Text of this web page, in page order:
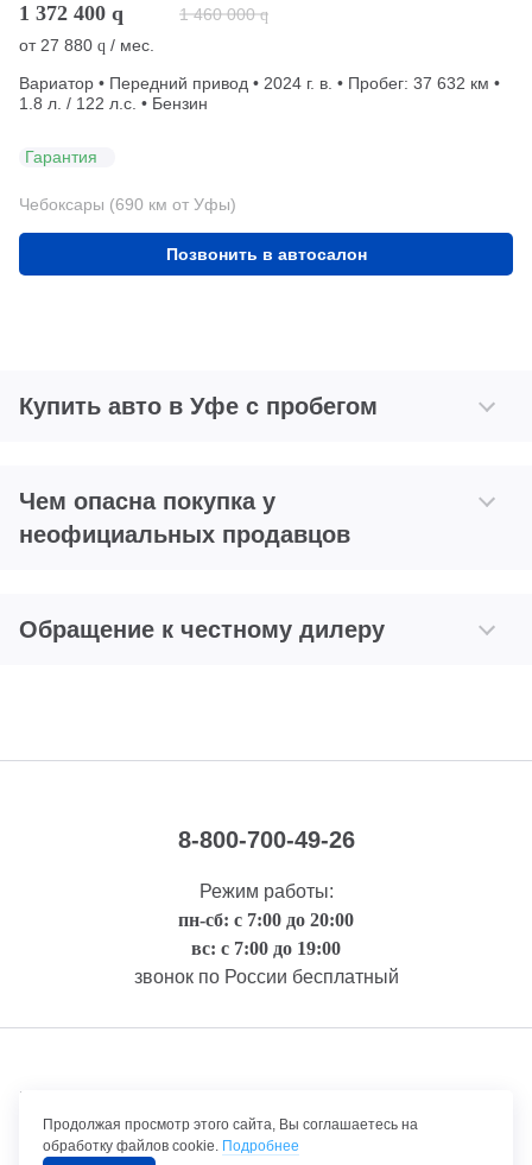
1 372 400 q 1 460 000 q
от 27 880 q / мес.
Вариатор • Передний привод • 2024 г. в. • Пробег: 37 632 км •
1.8 л. / 122 л.с. • Бензин
Гарантия
Чебоксары (690 км от Уфы)
Позвонить в автосалон
Купить авто в Уфе с пробегом
Чем опасна покупка у
неофициальных продавцов
Обращение к честному дилеру
8-800-700-49-26
Режим работы:
пн-сб: с 7:00 до 20:00
вс: с 7:00 до 19:00
звонок по России бесплатный
Правовая информация
Продолжая просмотр этого сайта, Вы соглашаетесь на
обработку файлов cookie. Подробнее